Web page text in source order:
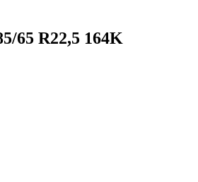
65 R22,5 164K